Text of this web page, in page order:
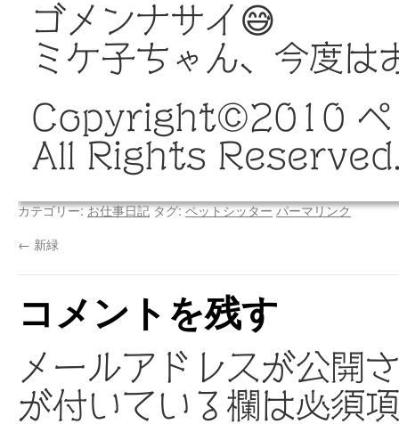
ゴメンナサイ😅
ミケ子ちゃん、今度は
Copyright©️2010 ペ
All Rights
カテゴリー:お仕事日記タグ:ペットシッターパーマリンク
← 新緑
コメントを残す
メールアドレスが公開
が付いている欄は必須